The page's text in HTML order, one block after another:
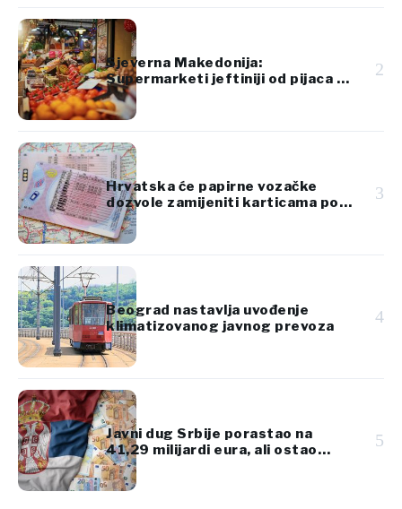
Sjeverna Makedonija:
Supermarketi jeftiniji od pijaca za
voće i povrće
2
Hrvatska će papirne vozačke
dozvole zamijeniti karticama po
standardima EU
3
Beograd nastavlja uvođenje
klimatizovanog javnog prevoza
4
Javni dug Srbije porastao na
41,29 milijardi eura, ali ostao
ispod 45% BDP-a
5